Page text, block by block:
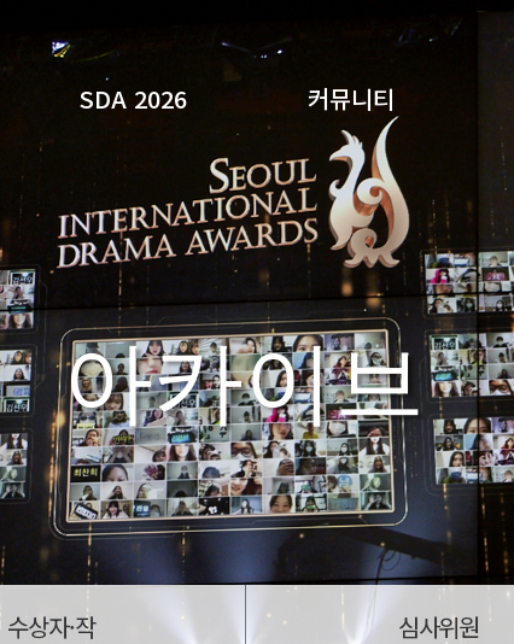
SDA 2026 커뮤니티
아카이브
수상자·작 심사위원